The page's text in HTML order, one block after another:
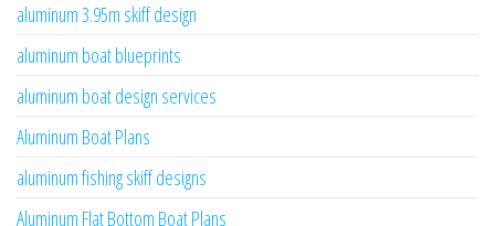
aluminum 3.95m skiff design
aluminum boat blueprints
aluminum boat design services
Aluminum Boat Plans
aluminum fishing skiff designs
Aluminum Flat Bottom Boat Plans